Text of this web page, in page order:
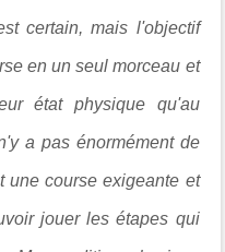
certain, mais l'objectif
en un seul morceau et
état physique qu'au
a pas énormément de
une course exigeante et
jouer les étapes qui